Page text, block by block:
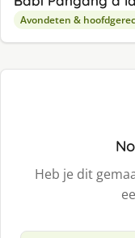
Avondeten &
Heb je dit